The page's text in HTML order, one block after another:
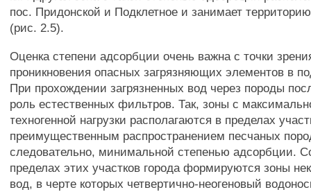
пос. Придонской и Подклетное и занимает
(рис. 2.5).
Оценка степени адсорбции очень важна с точки
проникновения опасных загрязняющих элементов в
При прохождении загрязненных вод через породы
роль естественных фильтров. Так, зоны с
техногенной нагрузки располагаются в пределах
преимущественным распространением песчаных
следовательно, минимальной степенью адсорбции.
пределах этих участков города формируются зоны
вод, в черте которых четвертично-неогеновый